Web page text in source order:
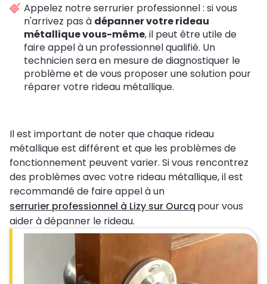
Appelez notre serrurier professionnel : si vous
n'arrivez pas à dépanner votre rideau
métallique vous-même, il peut être utile de
faire appel à un professionnel qualifié. Un
technicien sera en mesure de diagnostiquer le
problème et de vous proposer une solution pour
réparer votre rideau métallique.
Il est important de noter que chaque rideau
métallique est différent et que les problèmes de
fonctionnement peuvent varier. Si vous rencontrez
des problèmes avec votre rideau métallique, il est
recommandé de faire appel à un
serrurier professionnel à Lizy sur Ourcq pour vous
aider à dépanner le rideau.